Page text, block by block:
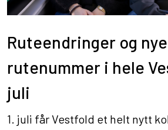
Ruteendringer og nye
rutenummer i hele
juli
1. juli får Vestfold et helt nytt